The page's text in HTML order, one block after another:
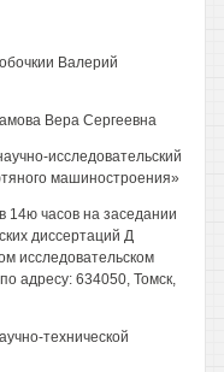
Валерий
Вера Сергеевна
исследовательский
машиностроения»
14ю часов на заседании
диссертаций Д
исследовательском
адресу: 634050, Томск,
технической